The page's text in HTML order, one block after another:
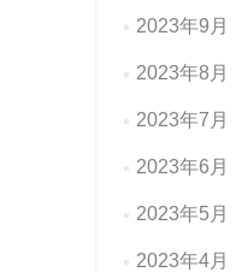
2023年9月
2023年8月
2023年7月
2023年6月
2023年5月
2023年4月